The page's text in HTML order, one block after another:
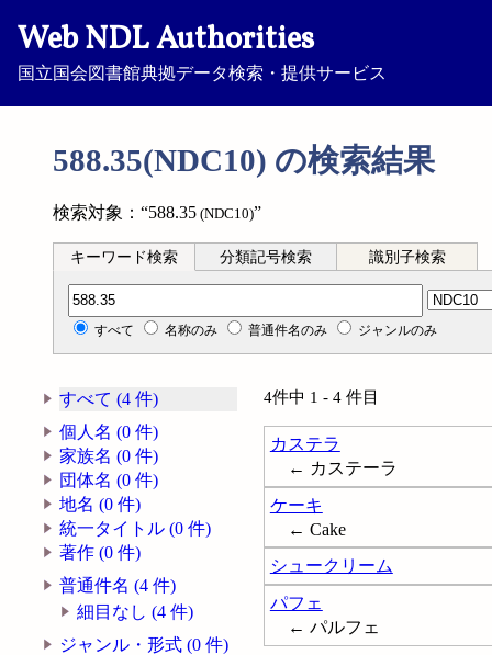
Web NDL Authorities
国立国会図書館典拠データ検索・提供サービス
588.35(NDC10) の検索結果
検索対象：“588.35 (NDC10)”
キーワード検索 分類記号検索 識別子検索
分類記号検索
すべて 名称のみ 普通件名のみ ジャンルのみ
すべて (4 件)
個人名 (0 件)
家族名 (0 件)
団体名 (0 件)
地名 (0 件)
統一タイトル (0 件)
著作 (0 件)
普通件名 (4 件)
細目なし (4 件)
ジャンル・形式 (0 件)
4件中 1 - 4 件目
カステラ
← カステーラ
ケーキ
← Cake
シュークリーム
パフェ
← パルフェ